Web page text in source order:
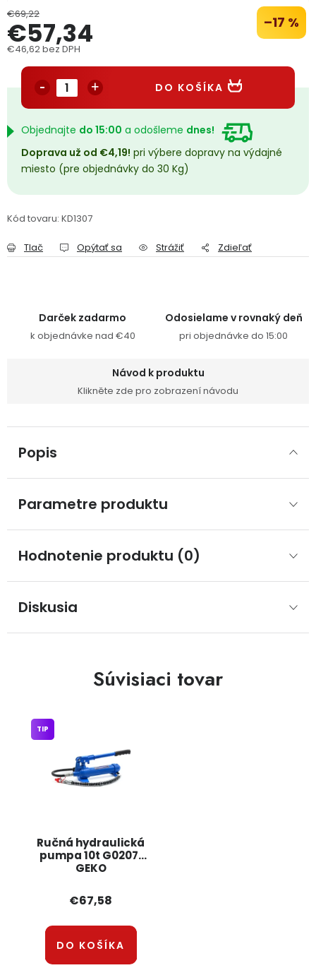
Obchodné podmienky Reklamačný poriadok
Podmienky ochrany osobných údajov
Přihlášení Registrace +
€69,22 –17 %
€57,34
€46,62 bez DPH
DO KOŠÍKA
Objednajte do 15:00 a odošleme dnes!
Doprava už od €4,19! pri výbere dopravy na výdajné
miesto (pre objednávky do 30 Kg)
Kód tovaru: KD1307
Tlač Opýtať sa Strážiť Zdieľať
Darček zadarmo
k objednávke nad €40
Odosielame v rovnaký deň
pri objednávke do 15:00
Návod k produktu
Klikněte zde pro zobrazení návodu
Popis
Parametre produktu
Hodnotenie produktu (0)
Diskusia
Súvisiaci tovar
Ručná hydraulická
pumpa 10t G02071
GEKO
TIP
€67,58
DO KOŠÍKA